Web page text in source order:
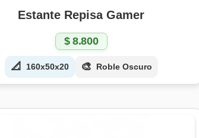
Estante Repisa Gamer
📐 160x50x20 🎨 Roble Oscuro
$8.800